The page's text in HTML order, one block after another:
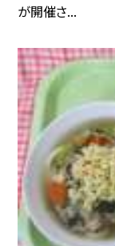
が開催さ...